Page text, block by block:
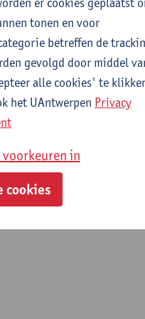
deel 2
Inge Glazemakers
tonen en voor
betreffen de
gevolgd door middel
alle cookies' te
het UAntwerpen Privacy
in
cookies